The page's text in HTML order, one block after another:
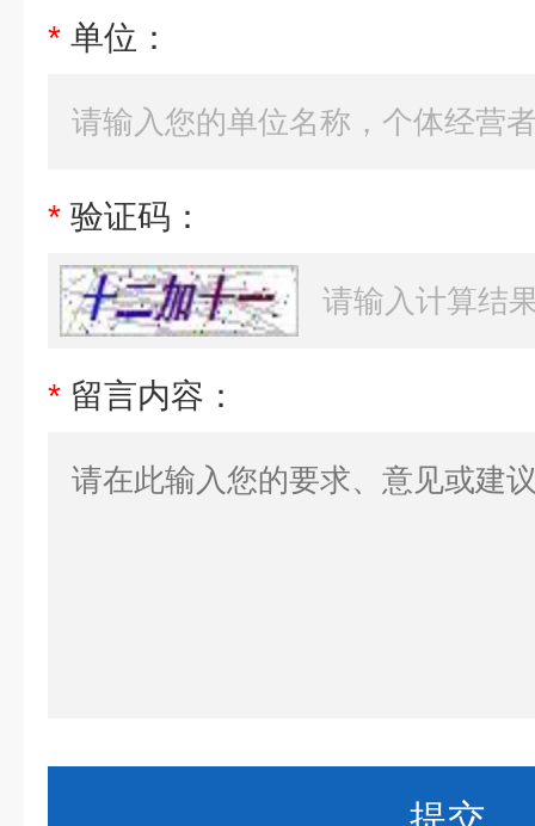
* 单位：
* 验证码：
* 留言内容：